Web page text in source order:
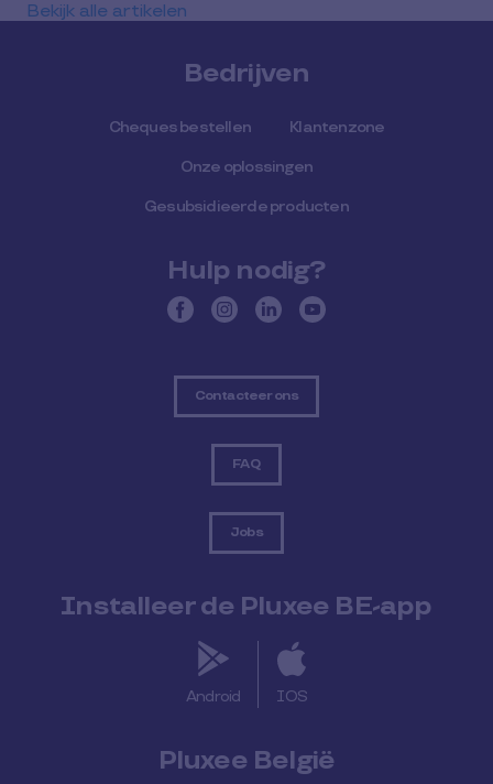
Bekijk alle artikelen
Bedrijven
Cheques bestellen Klantenzone
Onze oplossingen
Gesubsidieerde producten
Hulp nodig?
Contacteer ons
FAQ
Jobs
Installeer de Pluxee BE-app
Android IOS
Pluxee België